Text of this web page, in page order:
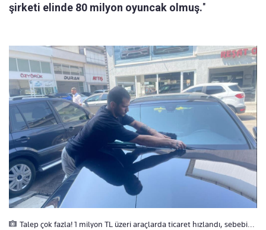
şirketi elinde 80 milyon oyuncak olmuş."
Talep çok fazla! 1 milyon TL üzeri araçlarda ticaret hızlandı, sebebi...